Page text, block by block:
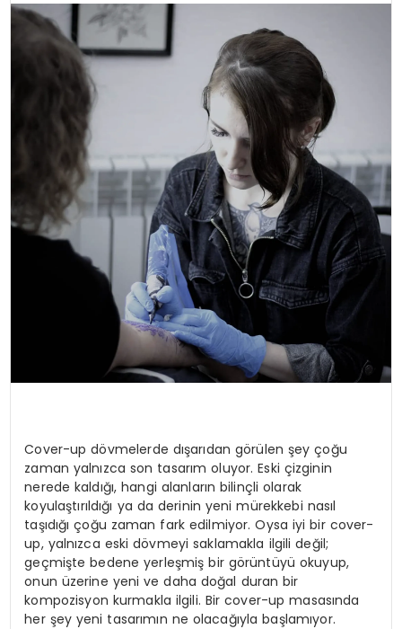
Cover-up dövmelerde dışarıdan görülen şey çoğu
zaman yalnızca son tasarım oluyor. Eski çizginin
nerede kaldığı, hangi alanların bilinçli olarak
koyulaştırıldığı ya da derinin yeni mürekkebi nasıl
taşıdığı çoğu zaman fark edilmiyor. Oysa iyi bir cover-
up, yalnızca eski dövmeyi saklamakla ilgili değil;
geçmişte bedene yerleşmiş bir görüntüyü okuyup,
onun üzerine yeni ve daha doğal duran bir
kompozisyon kurmakla ilgili. Bir cover-up masasında
her şey yeni tasarımın ne olacağıyla başlamıyor.